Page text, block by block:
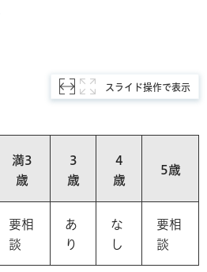
スライド操作で表示
満3
歳
3
歳
4
歳
5歳
要相
談
あ
り
な
し
要相
談